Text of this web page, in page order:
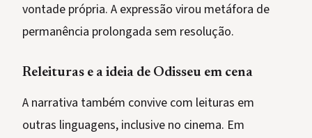
vontade própria. A expressão virou metáfora de
permanência prolongada sem resolução.
Releituras e a ideia de Odisseu em cena
A narrativa também convive com leituras em
outras linguagens, inclusive no cinema. Em